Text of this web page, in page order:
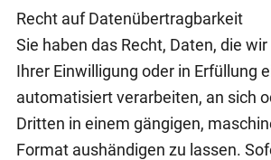
Recht auf Datenübertragbarkeit
Sie haben das Recht, Daten, die
Ihrer Einwilligung oder in Erfüllung
automatisiert verarbeiten, an sich
Dritten in einem gängigen,
Format aushändigen zu lassen.